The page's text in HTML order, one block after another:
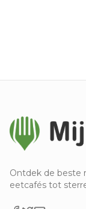
Ontdek de beste
eetcafés tot